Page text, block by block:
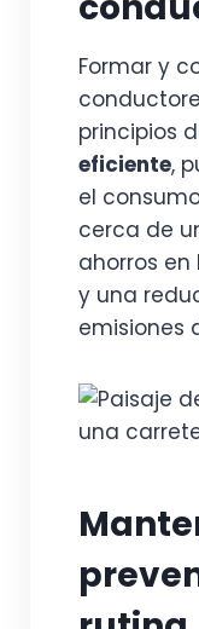
Formar y
principios
eficiente,
el
cerca de
ahorros
y una
emisiones